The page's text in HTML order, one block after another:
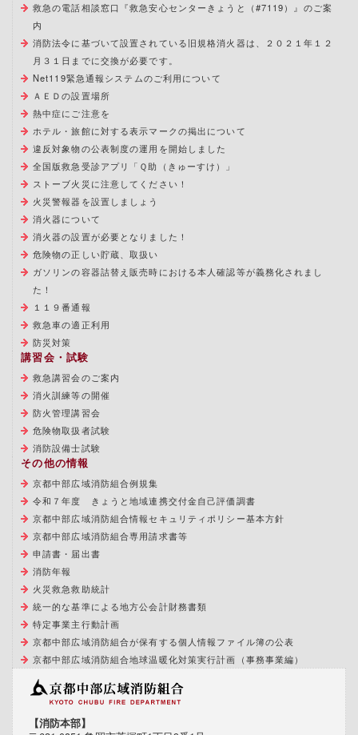
救急の電話相談窓口『救急安心センターきょうと（#7119）』のご案
内
消防法令に基づいて設置されている旧規格消火器は、２０２１年１２
月３１日までに交換が必要です。
Net119緊急通報システムのご利用について
ＡＥＤの設置場所
熱中症にご注意を
ホテル・旅館に対する表示マークの掲出について
違反対象物の公表制度の運用を開始しました
全国版救急受診アプリ「Ｑ助（きゅーすけ）」
ストーブ火災に注意してください！
火災警報器を設置しましょう
消火器について
消火器の設置が必要となりました！
危険物の正しい貯蔵、取扱い
ガソリンの容器詰替え販売時における本人確認等が義務化されまし
た！
１１９番通報
救急車の適正利用
防災対策
講習会・試験
救急講習会のご案内
消火訓練等の開催
防火管理講習会
危険物取扱者試験
消防設備士試験
その他の情報
京都中部広域消防組合例規集
令和７年度 きょうと地域連携交付金自己評価調書
京都中部広域消防組合情報セキュリティポリシー基本方針
京都中部広域消防組合専用請求書等
申請書・届出書
消防年報
火災救急救助統計
統一的な基準による地方公会計財務書類
特定事業主行動計画
京都中部広域消防組合が保有する個人情報ファイル簿の公表
京都中部広域消防組合地球温暖化対策実行計画（事務事業編）
【消防本部】